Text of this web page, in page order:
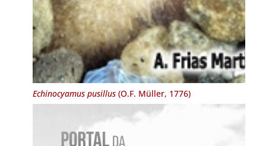
Echinocyamus pusillus(O.F. Müller, 1776)